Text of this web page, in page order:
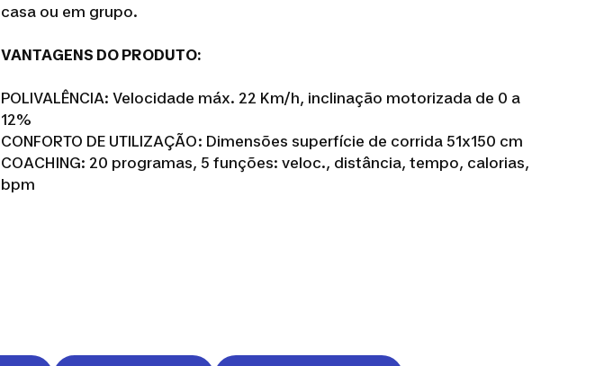
casa ou em grupo.
VANTAGENS DO PRODUTO:
POLIVALÊNCIA: Velocidade máx. 22 Km/h, inclinação motorizada de 0 a
12%
CONFORTO DE UTILIZAÇÃO: Dimensões superfície de corrida 51x150 cm
COACHING: 20 programas, 5 funções: veloc., distância, tempo, calorias,
bpm